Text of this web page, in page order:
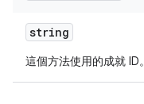
string
這個方法使用的成就 ID。